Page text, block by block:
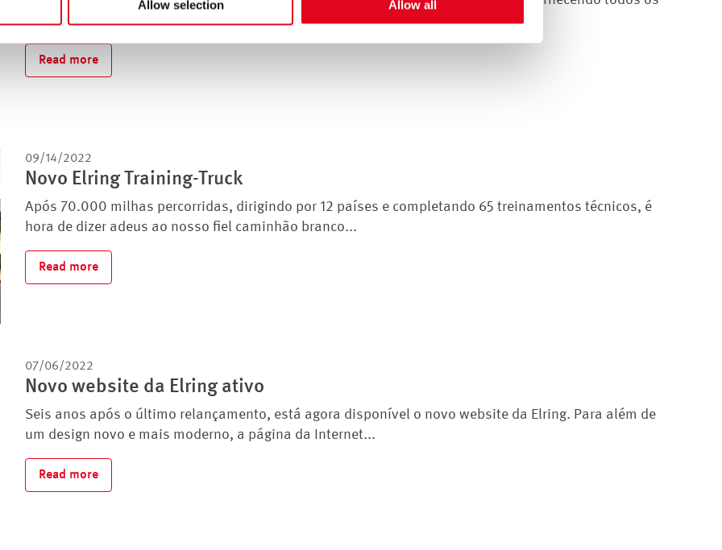
Allow selection Allow all
produtos com um inovador tipo de etiqueta de...
Read more
09/14/2022
Novo Elring Training-Truck
Após 70.000 milhas percorridas, dirigindo por 12 países e completando 65 treinamentos técnicos, é
hora de dizer adeus ao nosso fiel caminhão branco...
Read more
07/06/2022
Novo website da Elring ativo
Seis anos após o último relançamento, está agora disponível o novo website da Elring. Para além de
um design novo e mais moderno, a página da Internet...
Read more